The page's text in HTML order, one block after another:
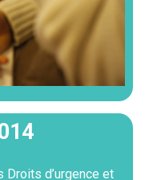
d’urgence et